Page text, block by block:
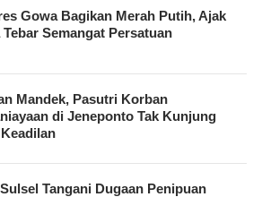
Gowa Bagikan Merah Putih, Ajak
Tebar Semangat Persatuan
Mandek, Pasutri Korban
di Jeneponto Tak Kunjung
Tangani Dugaan Penipuan